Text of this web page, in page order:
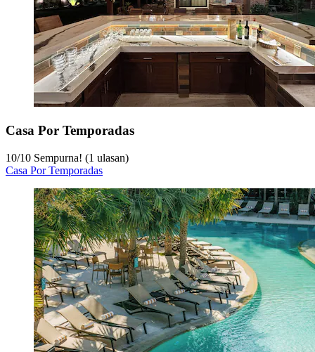
Casa Por Temporadas
10/10 Sempurna! (1 ulasan)
Casa Por Temporadas